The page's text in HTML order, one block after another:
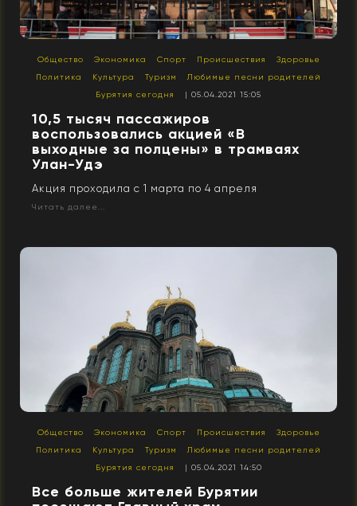
Общество Экономика Спорт Происшествия
Здоровье
Политика
Культура Туризм
Любимые песни родителей
Бурятия сегодня
| 05.04.2021 15:05
10,5 тысяч пассажиров
воспользовались акцией «В
выходные за полцены» в трамваях
Улан-Удэ
Акция проходила с 1 марта по 4 апреля
Читать далее...
Общество Экономика Спорт Происшествия
Здоровье
Политика
Культура Туризм
Любимые песни родителей
Бурятия сегодня
| 05.04.2021 14:50
Все больше жителей Бурятии